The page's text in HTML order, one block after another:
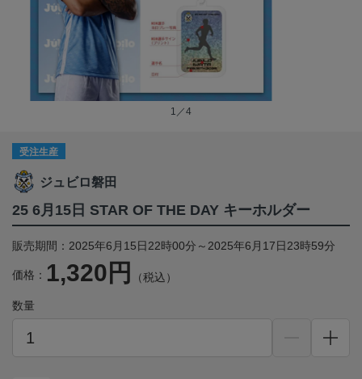
1／4
受注生産
ジュビロ磐田
25 6月15日 STAR OF THE DAY キーホルダー
販売期間：2025年6月15日22時00分～2025年6月17日23時59分
価格： 1,320円 （税込）
数量